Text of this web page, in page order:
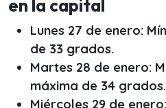
en la capital
Lunes 27 de enero:
de 33 grados.
Martes 28 de enero:
máxima de 34 grados.
Miércoles 29 de